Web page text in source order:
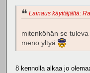
Lainaus käyttäjältä:
mitenköhän se
meno yltyä
8 kennolla alkaa jo